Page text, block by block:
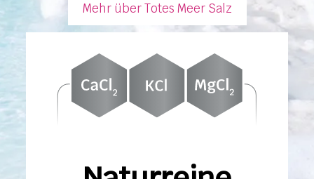
Mehr über Totes Meer Salz